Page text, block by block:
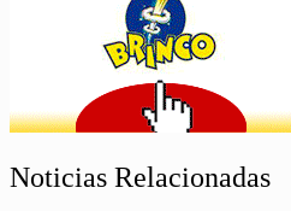
Noticias Relacionadas